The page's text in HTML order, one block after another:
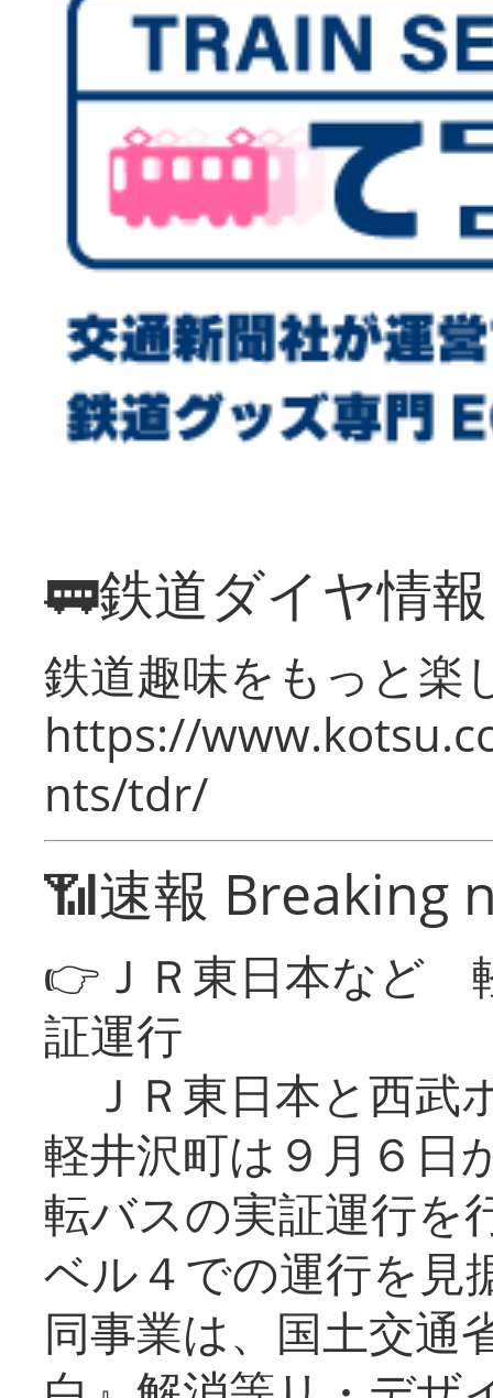
🚃鉄道ダイヤ情
鉄道趣味をもっと楽
https://
nts/tdr/
📶速報 Breaking
👉ＪＲ東日本など
証運行
ＪＲ東日本と西武
軽井沢町は９月６日
転バスの実証運行を
ベル４での運行を見
同事業は、国土交通